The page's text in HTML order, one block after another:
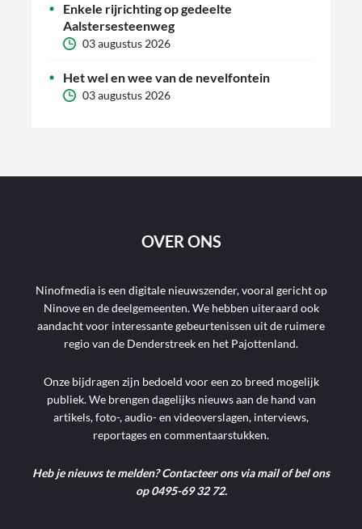
Enkele rijrichting op gedeelte
Aalstersesteenweg
03 augustus 2026
Het wel en wee van de nevelfontein
03 augustus 2026
OVER ONS
Ninofmedia is een digitale nieuwszender, vooral gericht op
Ninove en de deelgemeenten. We hebben uiteraard ook
aandacht voor interessante gebeurtenissen uit de ruimere
regio van de Denderstreek en het Pajottenland.
Onze bijdragen zijn bedoeld voor een zo breed mogelijk
publiek. We brengen dagelijks nieuws aan de hand van
artikels, foto-, audio- en videoverslagen, interviews,
reportages en commentaarstukken.
Heb je nieuws te melden? Contacteer ons via mail of bel ons
op 0495-69 32 72.